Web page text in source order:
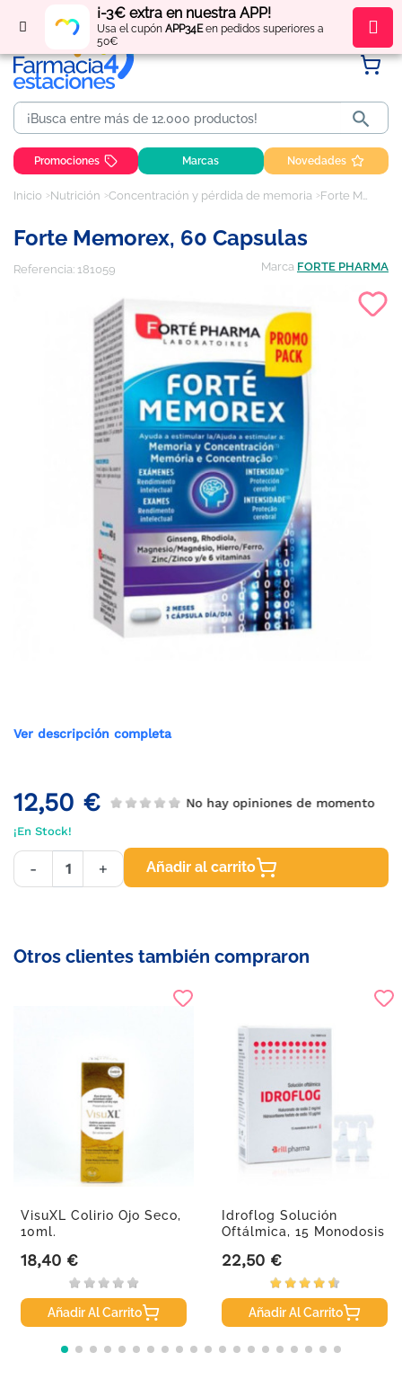
¡-3€ extra en nuestra APP!
Usa el cupón APP34Een pedidos superiores a
50€
Regístratey obténpuntos por tus compras

Promociones Marcas Novedades
Inicio Nutrición Concentración y pérdida de memoria Forte Memorex, 60 capsulas
Forte Memorex, 60 Capsulas
Referencia: 181059 Marca FORTE PHARMA
Ver descripción completa
12,50 € No hay opiniones de momento
¡En Stock!
- + Añadir al carrito
Otros clientes también compraron
VisuXL Colirio Ojo Seco,
10ml.
Precio
18,40 €
Añadir Al Carrito
Idroflog Solución
Oftálmica, 15 Monodosis
Precio
22,50 €
Añadir Al Carrito